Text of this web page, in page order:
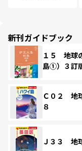
新刊ガイドブック
１５ 地球
島①）３訂
Ｃ０２ 地
８
Ｊ３３ 地